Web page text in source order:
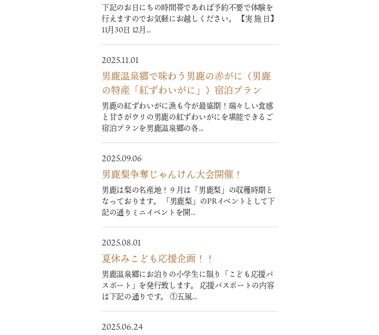
下記のお日にちの時間帯であれば予約不要で体験を
行えますのでお気軽にお越しください。 【実 施 日】
11月30日 12月...
2025.11.01
男鹿温泉郷で味わう男鹿の赤がに（男鹿
の特産「紅ずわいがに」）宿泊プラン
男鹿の紅ずわいがに漁も今が最盛期！瑞々しい食感
と甘さがウリの男鹿の紅ずわいがにを堪能できるご
宿泊プランを男鹿温泉郷の各...
2025.09.06
男鹿梨争奪じゃんけん大会開催！
男鹿は梨の名産地！９月は「男鹿梨」の収穫時期と
なっております。 「男鹿梨」のPRイベントとして下
記の通りミニイベントを開...
2025.08.01
夏休みこども応援企画！！
男鹿温泉郷にお泊りの小学生に限り「こども応援パ
スポート」を発行致します。 応援パスポートの内容
は下記の通りです。 ①五風...
2025.06.24